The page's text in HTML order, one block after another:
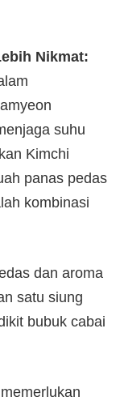
Nikmat:
suhu
Kimchi
panas pedas
kombinasi
dan aroma
satu siung
bubuk cabai